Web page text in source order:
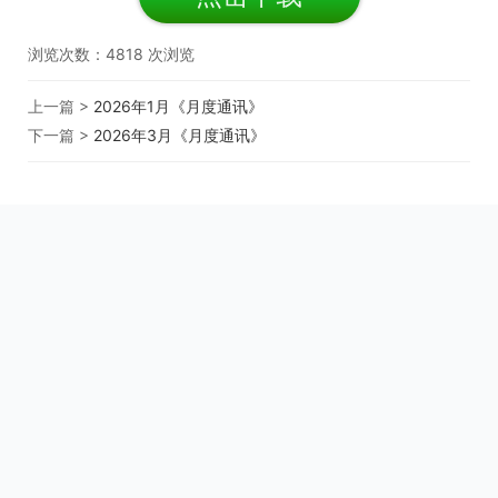
浏览次数： 4818 次浏览
上一篇 > 2026年1月《月度通讯》
下一篇 > 2026年3月《月度通讯》